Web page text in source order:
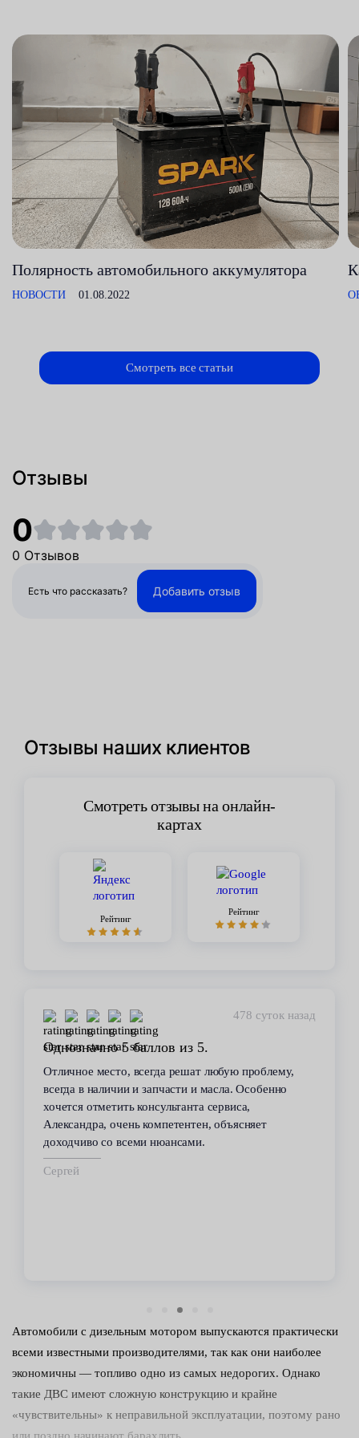
Полярность автомобильного аккумулятора
НОВОСТИ 01.08.2022
Смотреть все статьи
Отзывы
0
0 Отзывов
Есть что рассказать? Добавить отзыв
Отзывы наших клиентов
Смотреть отзывы на онлайн-
картах
Рейтинг
Рейтинг
478 суток назад
Однозначно 5 баллов из 5.
Отличное место, всегда решат любую проблему,
всегда в наличии и запчасти и масла. Особенно
хочется отметить консультанта сервиса,
Александра, очень компетентен, объясняет
доходчиво со всеми нюансами.
Сергей
Автомобили с дизельным мотором выпускаются практически
всеми известными производителями, так как они наиболее
экономичны — топливо одно из самых недорогих. Однако
такие ДВС имеют сложную конструкцию и крайне
«чувствительны» к неправильной эксплуатации, поэтому рано